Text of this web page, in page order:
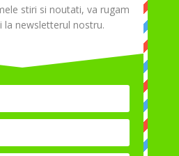
stiri si noutati, va rugam
la newsletterul nostru.